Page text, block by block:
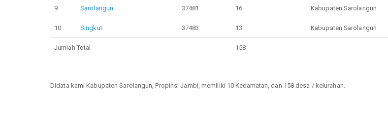
9 Sarolangun 37481 16 Kabupaten Sarolangun
10 Singkut 37483 13 Kabupaten Sarolangun
Jumlah Total 158
Didata kami Kabupaten Sarolangun, Propinsi Jambi, memiliki 10 Kecamatan, dan 158 desa / kelurahan.